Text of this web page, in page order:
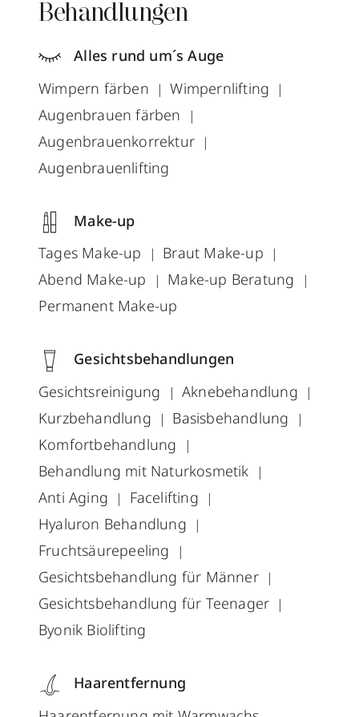
Behandlungen
Alles rund um´s Auge
Wimpern färben
Wimpernlifting
Augenbrauen färben
Augenbrauenkorrektur
Augenbrauenlifting
Make-up
Tages Make-up
Braut Make-up
Abend Make-up
Make-up Beratung
Permanent Make-up
Gesichtsbehandlungen
Gesichtsreinigung
Aknebehandlung
Kurzbehandlung
Basisbehandlung
Komfortbehandlung
Behandlung mit Naturkosmetik
Anti Aging
Facelifting
Hyaluron Behandlung
Fruchtsäurepeeling
Gesichtsbehandlung für Männer
Gesichtsbehandlung für Teenager
Byonik Biolifting
Haarentfernung